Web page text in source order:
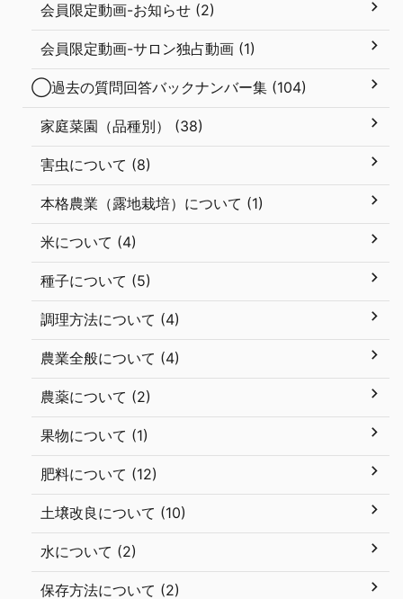
会員限定動画-お知らせ (2)
会員限定動画-サロン独占動画 (1)
◯過去の質問回答バックナンバー集 (104)
家庭菜園（品種別） (38)
害虫について (8)
本格農業（露地栽培）について (1)
米について (4)
種子について (5)
調理方法について (4)
農業全般について (4)
農薬について (2)
果物について (1)
肥料について (12)
土壌改良について (10)
水について (2)
保存方法について (2)